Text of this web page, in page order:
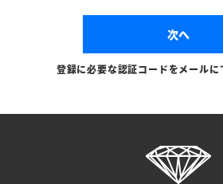
次へ
登録に必要な認証コードをメールに